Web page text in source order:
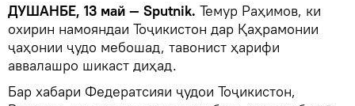
ДУШАНБЕ, 13 май — Sputnik. Темур Раҳимов, ки
охирин намояндаи Тоҷикистон дар Қаҳрамонии
ҷаҳонии ҷудо мебошад, тавонист ҳарифи
аввалашро шикаст диҳад.
Бар хабари Федератсияи ҷудои Тоҷикистон,